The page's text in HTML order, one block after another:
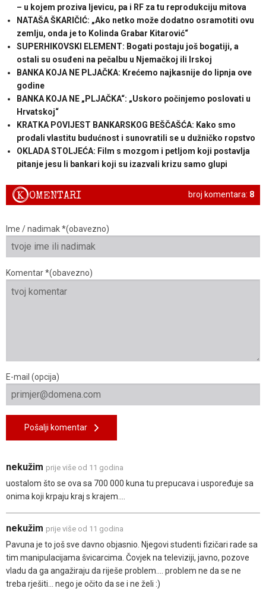
– u kojem proziva ljevicu, pa i RF za tu reprodukciju mitova
NATAŠA ŠKARIČIĆ: „Ako netko može dodatno osramotiti ovu
zemlju, onda je to Kolinda Grabar Kitarović“
SUPERHIKOVSKI ELEMENT: Bogati postaju još bogatiji, a
ostali su osuđeni na pečalbu u Njemačkoj ili Irskoj
BANKA KOJA NE PLJAČKA: Krećemo najkasnije do lipnja ove
godine
BANKA KOJA NE „PLJAČKA“: „Uskoro počinjemo poslovati u
Hrvatskoj“
KRATKA POVIJEST BANKARSKOG BEŠČAŠĆA: Kako smo
prodali vlastitu budućnost i sunovratili se u dužničko ropstvo
OKLADA STOLJEĆA: Film s mozgom i petljom koji postavlja
pitanje jesu li bankari koji su izazvali krizu samo glupi
broj komentara: 8
KOMENTARI
Ime / nadimak *(obavezno)
Komentar *(obavezno)
E-mail (opcija)
Pošalji komentar
nekužim prije više od 11 godina
uostalom što se ova sa 700 000 kuna tu prepucava i uspoređuje sa
onima koji krpaju kraj s krajem....
nekužim prije više od 11 godina
Pavuna je to još sve davno objasnio. Njegovi studenti fizičari rade sa
tim manipulacijama švicarcima. Čovjek na televiziji, javno, pozove
vladu da ga angažiraju da riješe problem.... problem ne da se ne
treba rješiti... nego je očito da se i ne želi :)